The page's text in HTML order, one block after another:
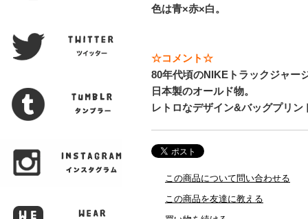
色は青×赤×白。
☆コメント☆
80年代頃のNIKEトラックジャー
日本製のオールド物。
レトロなデザイン&バッグプリン
この商品について問い合わせる
この商品を友達に教える